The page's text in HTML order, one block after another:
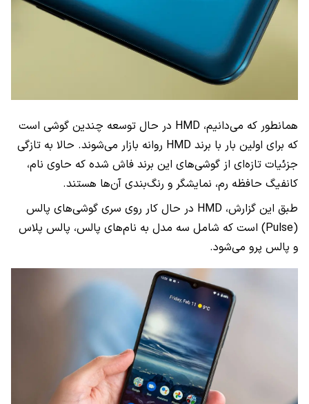
همانطور که می‌دانیم، HMD در حال توسعه چندین گوشی است
که برای اولین بار با برند HMD روانه بازار می‌شوند. حالا به تازگی
جزئیات تازه‌ای از گوشی‌های این برند فاش شده که حاوی نام،
کانفیگ حافظه رم، نمایشگر و رنگ‌بندی آن‌ها هستند.
طبق این گزارش، HMD در حال کار روی سری گوشی‌های پالس
(Pulse) است که شامل سه مدل به نام‌های پالس، پالس پلاس
و پالس پرو می‌شود.